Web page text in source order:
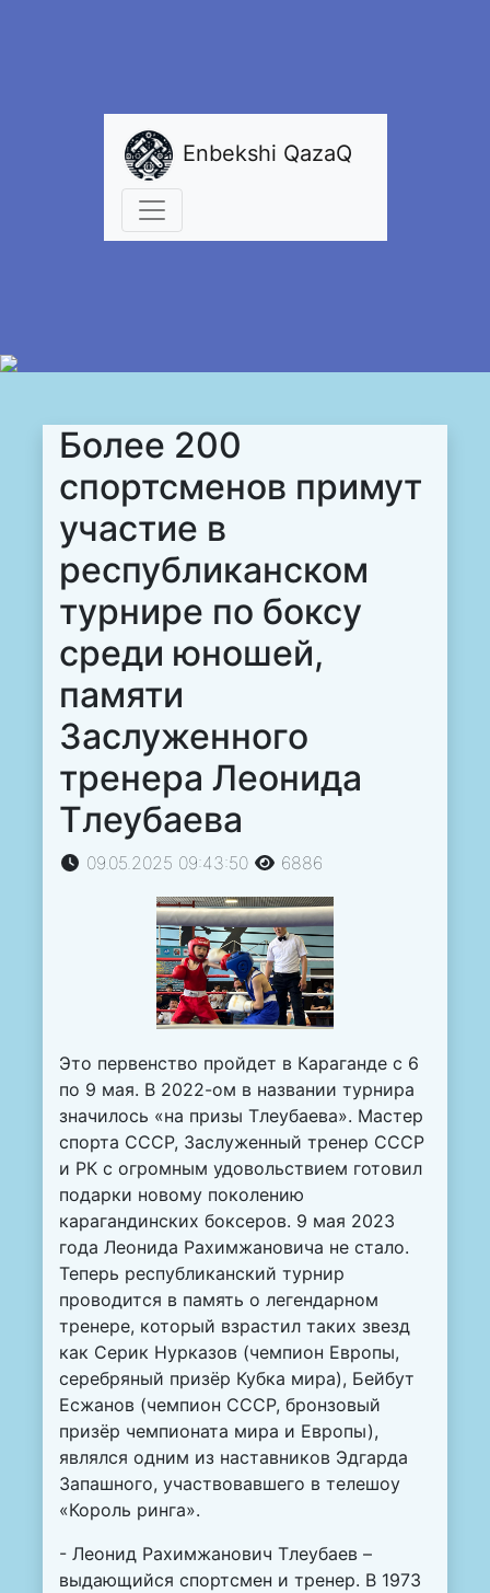
Enbekshi QazaQ
Более 200
спортсменов примут
участие в
республиканском
турнире по боксу
среди юношей,
памяти
Заслуженного
тренера Леонида
Тлеубаева
09.05.2025 09:43:50 6886
Это первенство пройдет в Караганде с 6
по 9 мая. В 2022-ом в названии турнира
значилось «на призы Тлеубаева». Мастер
спорта СССР, Заслуженный тренер СССР
и РК с огромным удовольствием готовил
подарки новому поколению
карагандинских боксеров. 9 мая 2023
года Леонида Рахимжановича не стало.
Теперь республиканский турнир
проводится в память о легендарном
тренере, который взрастил таких звезд
как Серик Нурказов (чемпион Европы,
серебряный призёр Кубка мира), Бейбут
Есжанов (чемпион СССР, бронзовый
призёр чемпионата мира и Европы),
являлся одним из наставников Эдгарда
Запашного, участвовавшего в телешоу
«Король ринга».
- Леонид Рахимжанович Тлеубаев –
выдающийся спортсмен и тренер. В 1973